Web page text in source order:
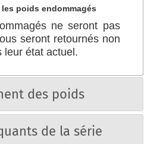
les poids endommagés
ne seront pas
seront retournés non
leur état actuel.
des poids
de la série